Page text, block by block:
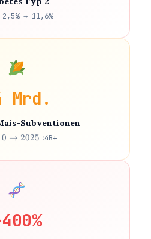
2,5% → 11,6%
Mrd.
Subventionen
0 → 2025:
0 → 2025 :4B+